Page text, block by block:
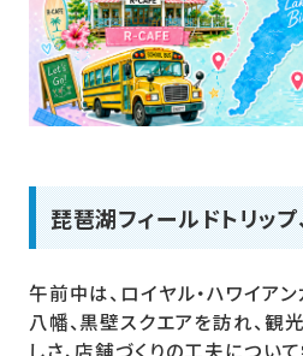
琵琶湖フィールドトリップ
午前中は、ロイヤル・ハワイア
八幡、黒壁スクエアを訪れ、
しさ、店舗づくりの工夫につい